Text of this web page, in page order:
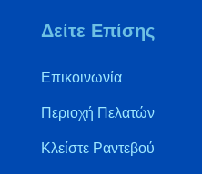
Δείτε Επίσης
Επικοινωνία
Περιοχή Πελατών
Κλείστε Ραντεβού